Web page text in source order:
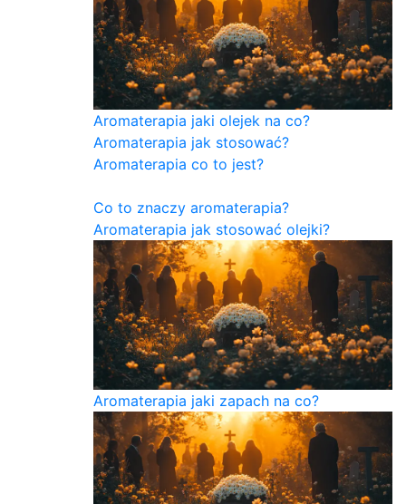
Aromaterapia jaki olejek na co?
Aromaterapia jak stosować?
Aromaterapia co to jest?
Co to znaczy aromaterapia?
Aromaterapia jak stosować olejki?
Aromaterapia jaki zapach na co?